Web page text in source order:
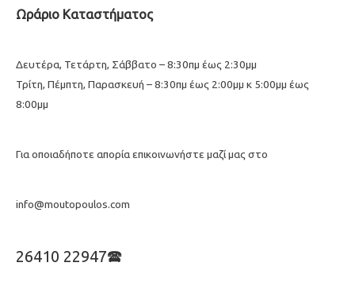
Ωράριο Καταστήματος
Δευτέρα, Τετάρτη, Σάββατο – 8:30πμ έως 2:30μμ
Τρίτη, Πέμπτη, Παρασκευή – 8:30πμ έως 2:00μμ κ 5:00μμ έως
8:00μμ
Για οποιαδήποτε απορία επικοινωνήστε μαζί μας στο
info@moutopoulos.com
26410 22947🕿